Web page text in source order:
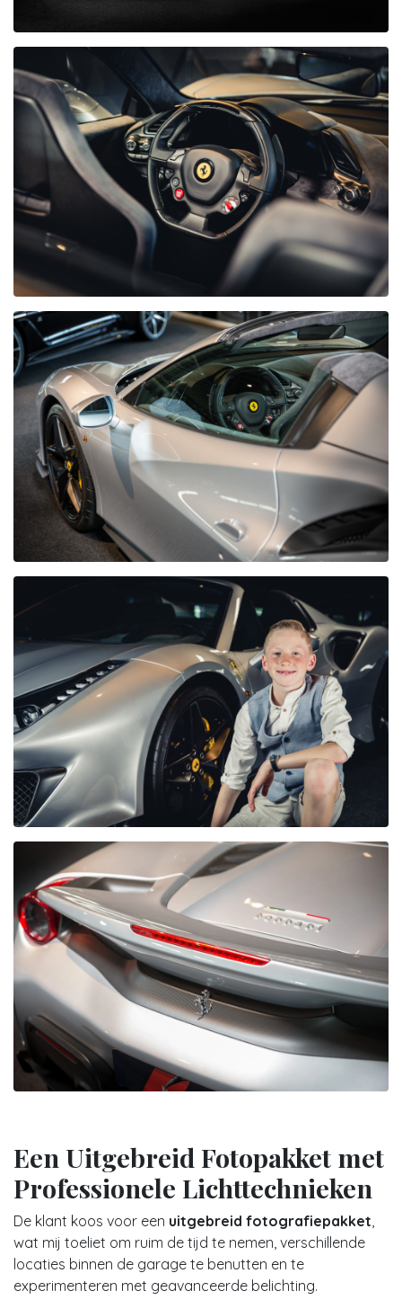
Een Uitgebreid Fotopakket met
Professionele Lichttechnieken
De klant koos voor een uitgebreid fotografiepakket,
wat mij toeliet om ruim de tijd te nemen, verschillende
locaties binnen de garage te benutten en te
experimenteren met geavanceerde belichting.